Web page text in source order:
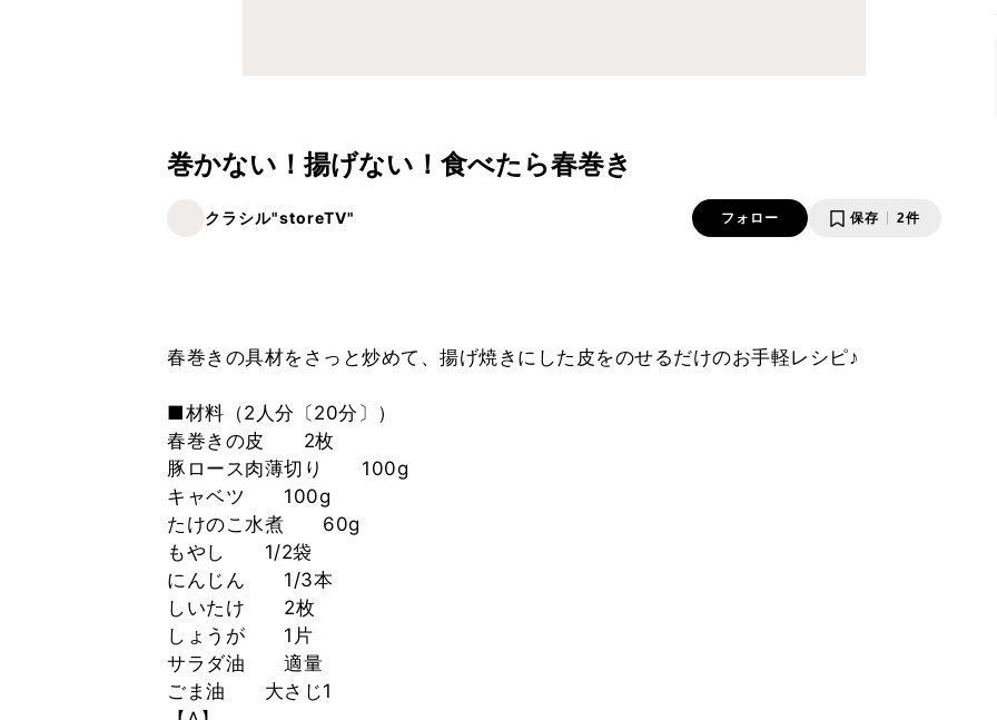
巻かない！揚げない！食べたら春巻き
クラシル"storeTV" フォロー 保存 2件
春巻きの具材をさっと炒めて、揚げ焼きにした皮をのせるだけのお手軽レシピ♪
■材料（2人分〔20分〕）
春巻きの皮 2枚
豚ロース肉薄切り 100g
キャベツ 100g
たけのこ水煮 60g
もやし 1/2袋
にんじん 1/3本
しいたけ 2枚
しょうが 1片
サラダ油 適量
ごま油 大さじ1